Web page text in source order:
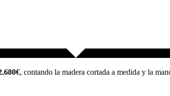
, contando la madera cortada a medida y la